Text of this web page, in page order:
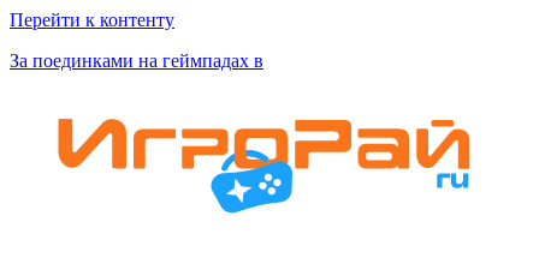
Перейти к контенту
За поединками на геймпадах в